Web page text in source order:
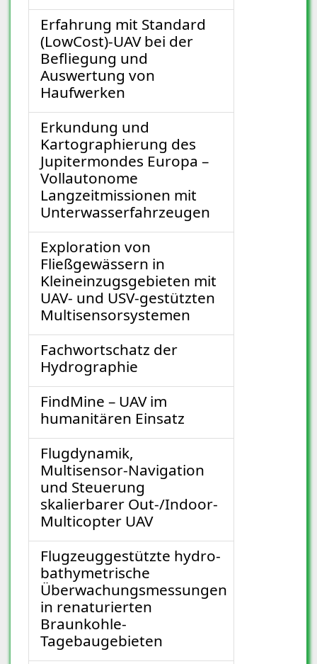
Erfahrung mit Standard
(LowCost)-UAV bei der
Befliegung und
Auswertung von
Haufwerken
Erkundung und
Kartographierung des
Jupitermondes Europa –
Vollautonome
Langzeitmissionen mit
Unterwasserfahrzeugen
Exploration von
Fließgewässern in
Kleineinzugsgebieten mit
UAV- und USV-gestützten
Multisensorsystemen
Fachwortschatz der
Hydrographie
FindMine – UAV im
humanitären Einsatz
Flugdynamik,
Multisensor-Navigation
und Steuerung
skalierbarer Out-/Indoor-
Multicopter UAV
Flugzeuggestützte hydro-
bathymetrische
Überwachungsmessungen
in renaturierten
Braunkohle-
Tagebaugebieten